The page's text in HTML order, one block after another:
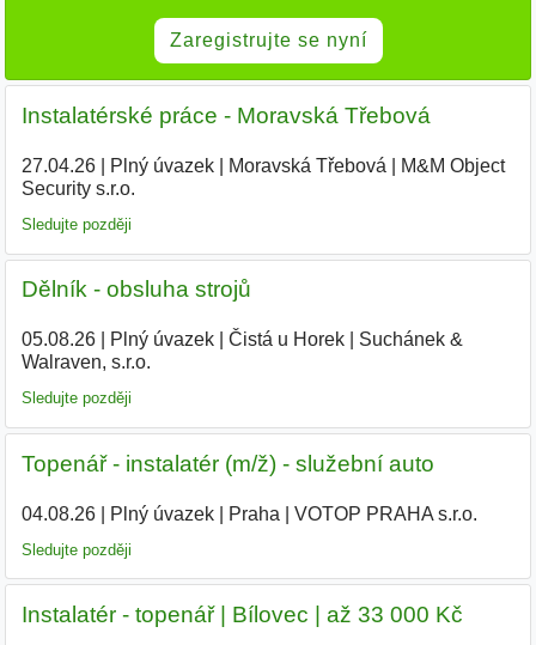
Zaregistrujte se nyní
Instalatérské práce - Moravská Třebová
27.04.26| Plný úvazek| Moravská Třebová
M&M Object
Security s.r.o.
Sledujte později
Dělník - obsluha strojů
05.08.26| Plný úvazek| Čistá u Horek|
Suchánek &
Walraven, s.r.o.
Sledujte později
Topenář - instalatér (m/ž) - služební auto
04.08.26| Plný úvazek| Praha VOTOP PRAHA s.r.o.
Sledujte později
Instalatér - topenář | Bílovec | až 33 000 Kč